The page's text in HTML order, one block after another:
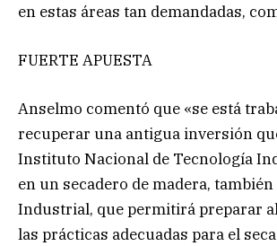
en estas áreas tan demandadas,
FUERTE APUESTA
Anselmo comentó que «se está
recuperar una antigua inversión
Instituto Nacional de Tecnología
en un secadero de madera,
Industrial, que permitirá preparar
las prácticas adecuadas para el